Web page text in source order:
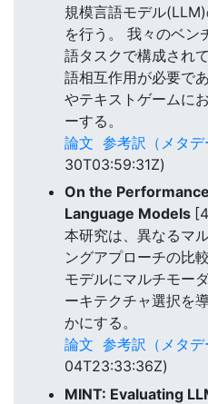
規模言語モデル
を行う。 我々のベン
語タスクで構成され
語相互作用が必要で
やテキストゲームに
ーする。
論文 参考訳（メタデ
30T03:59:31Z)
On the
Language Models
本研究は、異なるマ
ングアプローチの比
モデルにマルチモー
ーキテクチャ選択を
かにする。
論文 参考訳（メタデ
04T23:33:36Z)
MINT: Evaluating